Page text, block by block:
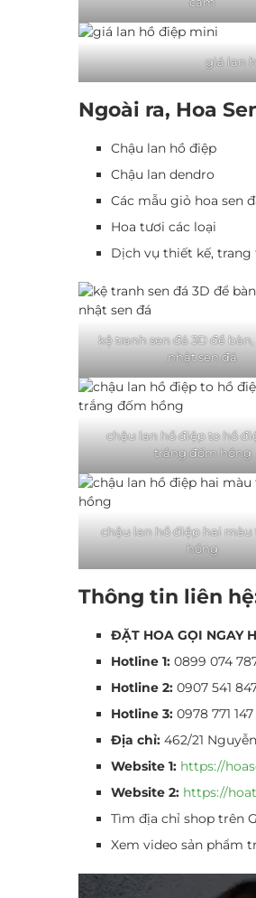
giá lan
Ngoài ra, Hoa
Chậu lan hồ điệp
Chậu lan dendro
Các mẫu giỏ hoa sen
Hoa tươi các loại
Dịch vụ thiết kế, trang
kệ tranh sen đá 3D để
nhật sen đá
chậu lan hồ điệp to hồ
trắng đốm hồng
chậu lan hồ điệp hai màu
hồng
Thông tin liên
ĐẶT HOA GỌI NGAY
Hotline 1: 0899 074
Hotline 2: 0907 541
Hotline 3: 0978 771
Địa chỉ: 462/21
Website 1: https://
Website 2: https://
Tìm địa chỉ shop trên
Xem video sản phẩm